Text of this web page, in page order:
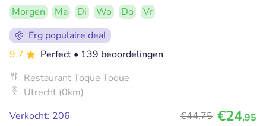
Morgen Ma Di Wo Do
Vr
Erg populaire deal
9.7
Perfect • 139 beoordelingen
Restaurant Toque Toque
Utrecht (0km)
Verkocht: 206
€44,75 €24,95